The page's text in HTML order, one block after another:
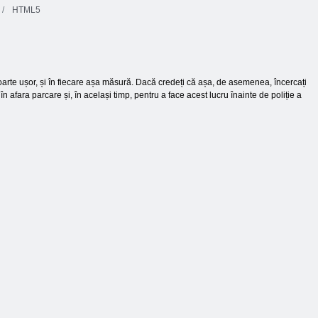
HTML5
ușor, și în fiecare așa măsură. Dacă credeți că așa, de asemenea, încercați
afara parcare și, în același timp, pentru a face acest lucru înainte de poliție a